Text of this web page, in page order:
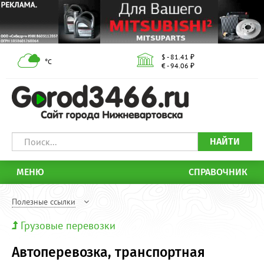
°С
$ - 81.41 ₽
€ - 94.06 ₽
НАЙТИ
МЕНЮ СПРАВОЧНИК
Полезные ссылки
Грузовые перевозки
Автоперевозка, транспортная